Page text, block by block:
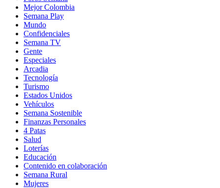
Mejor Colombia
Semana Play
Mundo
Confidenciales
Semana TV
Gente
Especiales
Arcadia
Tecnología
Turismo
Estados Unidos
Vehículos
Semana Sostenible
Finanzas Personales
4 Patas
Salud
Loterías
Educación
Contenido en colaboración
Semana Rural
Mujeres